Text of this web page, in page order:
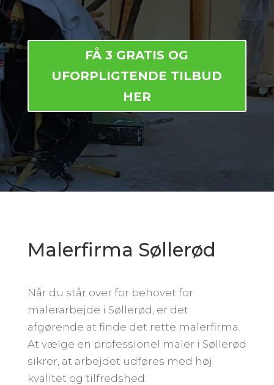
FÅ 3 GRATIS OG
UFORPLIGTENDE TILBUD
HER
Malerfirma Søllerød
Når du står over for behovet for
malerarbejde i Søllerød, er det
afgørende at finde det rette malerfirma.
At vælge en professionel maler i Søllerød
sikrer, at arbejdet udføres med høj
kvalitet og tilfredshed.